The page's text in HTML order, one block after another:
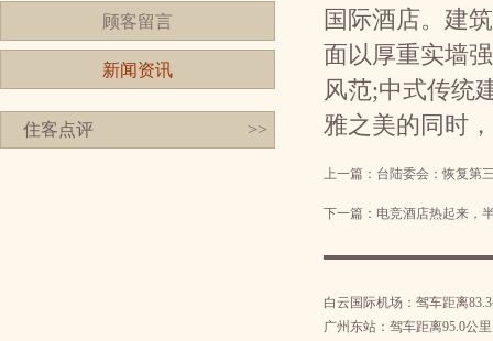
顾客留言
新闻资讯
住客点评 >>
国际酒店。建
面以厚重实墙
风范;中式传统
雅之美的同时
上一篇： 台陆委会：恢复第
下一篇： 电竞酒店热起来，
白云国际机场：驾车距离
广州东站：驾车距离95.0公